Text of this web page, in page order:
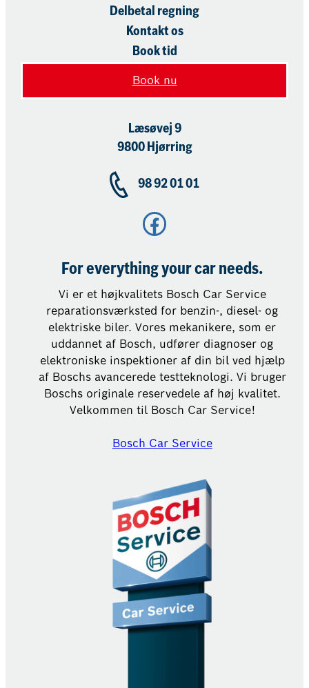
Delbetal regning
Kontakt os
Book tid
Book nu
Læsøvej 9
9800 Hjørring
98 92 01 01
Facebook
For everything your car needs.
Vi er et højkvalitets Bosch Car Service
reparationsværksted for benzin-, diesel- og
elektriske biler. Vores mekanikere, som er
uddannet af Bosch, udfører diagnoser og
elektroniske inspektioner af din bil ved hjælp
af Boschs avancerede testteknologi. Vi bruger
Boschs originale reservedele af høj kvalitet.
Velkommen til Bosch Car Service!
Bosch Car Service